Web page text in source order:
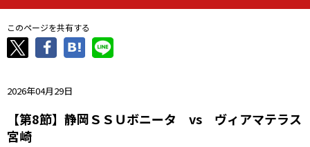
ニッパツ
ニッパツ
-
石人の星
このページを共有する
2026年04月29日
【第8節】静岡ＳＳＵボニータ vs ヴィアマテラス
宮崎